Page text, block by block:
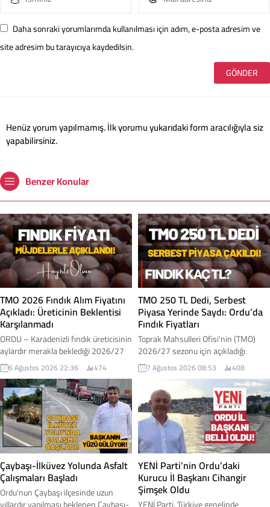
Daha sonraki yorumlarımda kullanılması için adım, e-posta adresim ve
site adresim bu tarayıcıya kaydedilsin.
Henüz yorum yapılmamış. İlk yorumu yukarıdaki form aracılığıyla siz
yapabilirsiniz.
Benzer Konular
TMO 2026 Fındık Alım Fiyatını
Açıkladı: Üreticinin Beklentisi
Karşılanmadı
ORDU – Karadenizli fındık üreticisinin
aylardır merakla beklediği 2026/27
sezonu kabuklu fındık alım fiyatları
Toprak Mahsulleri Ofisi (TMO)
tarafından açıklandı. Açıklanan
fiyatlar, iktidar milletvekilleri
tarafından "müjde" olarak
duyurulurken, üretici cephesinde ise
beklentilerin altında kaldığı yönünde
değerlendirmeler yapıldı. İşte fındık
fiyatı...
6 Ağustos 2026 22:36 474
TMO 250 TL Dedi, Serbest
Piyasa Yerinde Saydı: Ordu’da
Fındık Fiyatları
Toprak Mahsulleri Ofisi'nin (TMO)
2026/27 sezonu için açıkladığı
kabuklu fındık alım fiyatlarının
ardından Ordu genelinde serbest
piyasada beklenen hareketlilik
yaşanmadı. Açıklanan fiyatlara
rağmen piyasada işlem gören fındık
fiyatları düşük seviyelerde kalmayı
sürdürdü. İşte Ordu genelindeki
serbest piyasa fındık fiyatı...
7 Ağustos 2026 08:53 408
Çaybaşı-İlküvez Yolunda Asfalt
Çalışmaları Başladı
Ordu'nun Çaybaşı ilçesinde uzun
YENİ Parti’nin Ordu’daki
Kurucu İl Başkanı Cihangir
Şimşek Oldu